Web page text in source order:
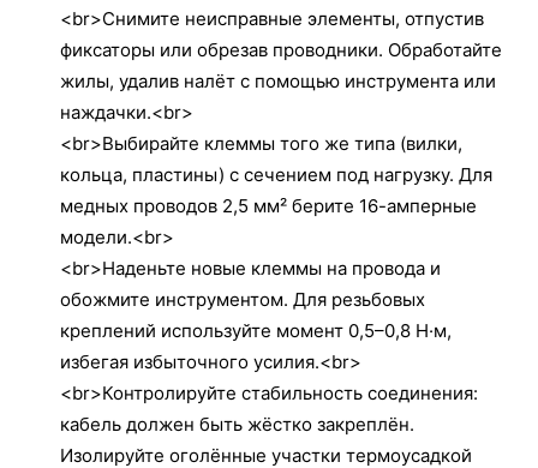
<br>Снимите неисправные элементы, отпустив
фиксаторы или обрезав проводники. Обработайте
жилы, удалив налёт с помощью инструмента или
наждачки.<br>
<br>Выбирайте клеммы того же типа (вилки,
кольца, пластины) с сечением под нагрузку. Для
медных проводов 2,5 мм² берите 16-амперные
модели.<br>
<br>Наденьте новые клеммы на провода и
обожмите инструментом. Для резьбовых
креплений используйте момент 0,5–0,8 Н·м,
избегая избыточного усилия.<br>
<br>Контролируйте стабильность соединения:
кабель должен быть жёстко закреплён.
Изолируйте оголённые участки термоусадкой